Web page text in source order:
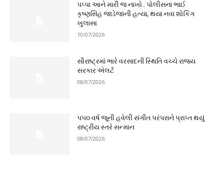
પપ્પા આને મારી જ નાખો.. પોલીસના ભાઈ
કૃષ્ણસિંહ જાડેજાની હત્યા, થયા નવા શોકિંગ
ખુલાસા
10/07/2026
સૌરાષ્ટ્રમાં ભારે વરસાદની સ્થિતિ વચ્ચે રાજ્ય
સરકાર એલર્ટ
08/07/2026
૫૫૦ વર્ષ જૂની હવેલી સંગીત પરંપરાને પ્રાપ્ત થયું
રાષ્ટ્રીય સ્તરે સન્માન
08/07/2026